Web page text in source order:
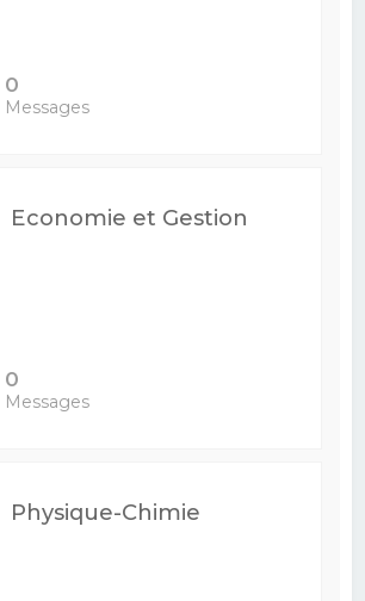
0
Messages
Economie et Gestion
0
Messages
Physique-Chimie